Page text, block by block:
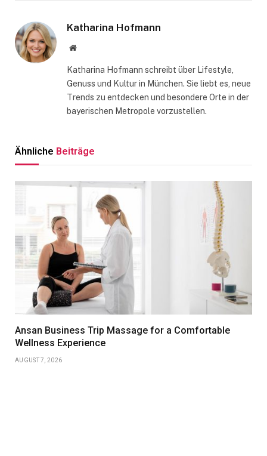
Katharina Hofmann
Website
Katharina Hofmann schreibt über Lifestyle,
Genuss und Kultur in München. Sie liebt es, neue
Trends zu entdecken und besondere Orte in der
bayerischen Metropole vorzustellen.
Ähnliche Beiträge
Ansan Business Trip Massage for a Comfortable
Wellness Experience
AUGUST 7, 2026